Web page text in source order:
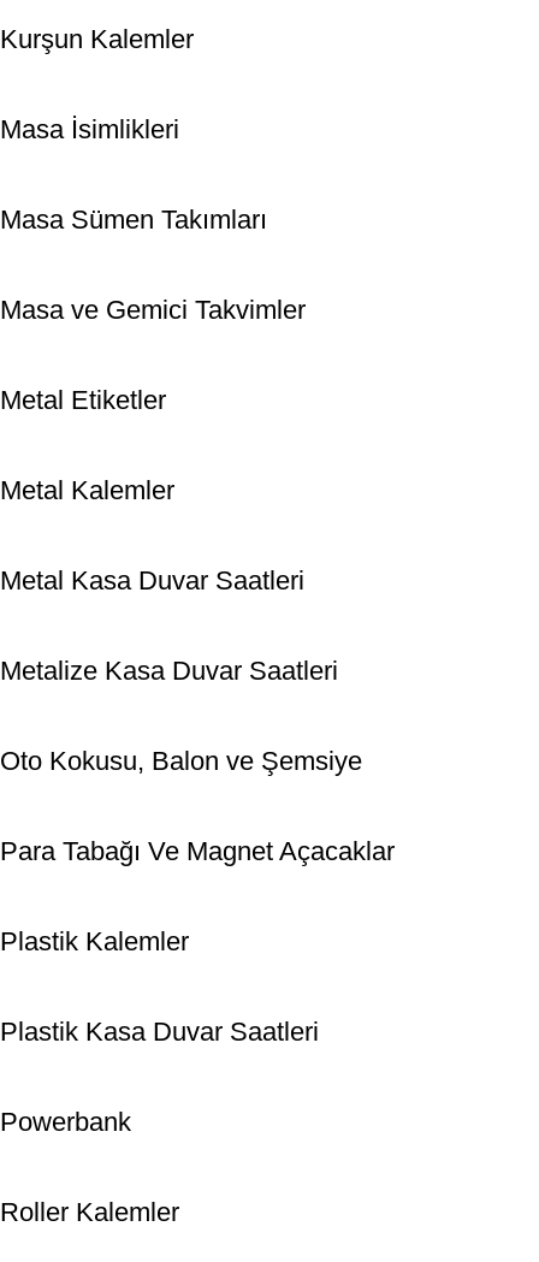
Kurşun Kalemler
Masa İsimlikleri
Masa Sümen Takımları
Masa ve Gemici Takvimler
Metal Etiketler
Metal Kalemler
Metal Kasa Duvar Saatleri
Metalize Kasa Duvar Saatleri
Oto Kokusu, Balon ve Şemsiye
Para Tabağı Ve Magnet Açacaklar
Plastik Kalemler
Plastik Kasa Duvar Saatleri
Powerbank
Roller Kalemler